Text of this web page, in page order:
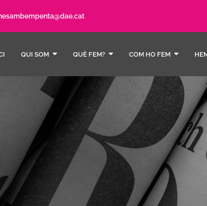
QUI SOM QUÈ FEM? COM HO FEM